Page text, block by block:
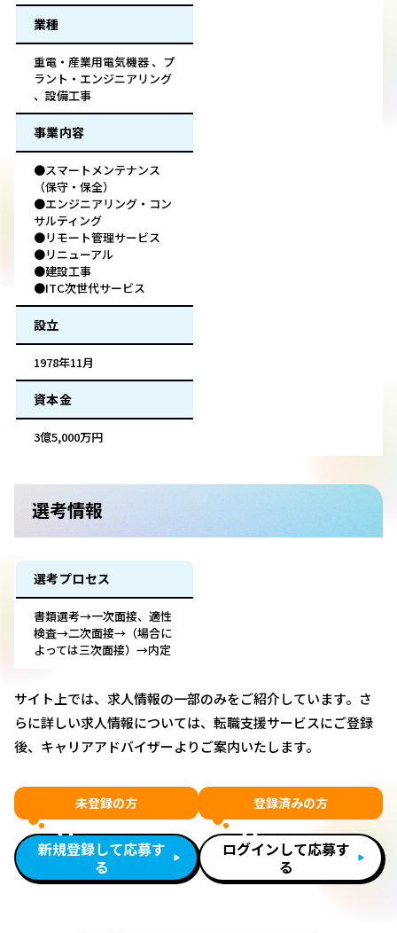
業種
重電・産業用電気機器 、プ
ラント・エンジニアリング
、設備工事
事業内容
●スマートメンテナンス
（保守・保全）
●エンジニアリング・コン
サルティング
●リモート管理サービス
●リニューアル
●建設工事
●ITC次世代サービス
設立
1978年11月
資本金
3億5,000万円
選考情報
選考プロセス
書類選考→一次面接、適性
検査→二次面接→（場合に
よっては三次面接）→内定
サイト上では、求人情報の一部のみをご紹介しています。さ
らに詳しい求人情報については、転職支援サービスにご登録
後、キャリアアドバイザーよりご案内いたします。
未登録の方
新規登録して応募す
る
登録済みの方
ログインして応募す
る